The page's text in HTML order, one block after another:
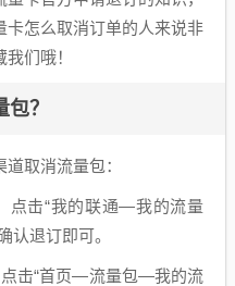
卡怎么取消订单的人来说非
们哦！
？
取消流量包：
点击“我的联通—我的流量
认退订即可。
点击“首页—流量包—我的流